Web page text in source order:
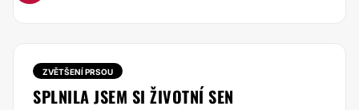
ZVĚTŠENÍ PRSOU
SPLNILA JSEM SI ŽIVOTNÍ SEN